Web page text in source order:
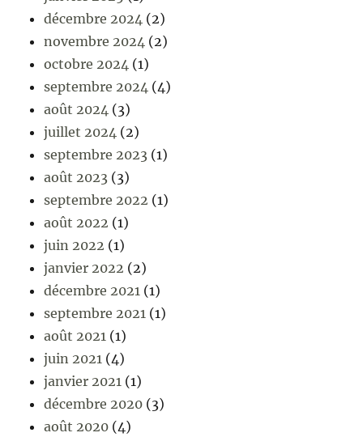
décembre 2024 (2)
novembre 2024 (2)
octobre 2024 (1)
septembre 2024 (4)
août 2024 (3)
juillet 2024 (2)
septembre 2023 (1)
août 2023 (3)
septembre 2022 (1)
août 2022 (1)
juin 2022 (1)
janvier 2022 (2)
décembre 2021 (1)
septembre 2021 (1)
août 2021 (1)
juin 2021 (4)
janvier 2021 (1)
décembre 2020 (3)
août 2020 (4)